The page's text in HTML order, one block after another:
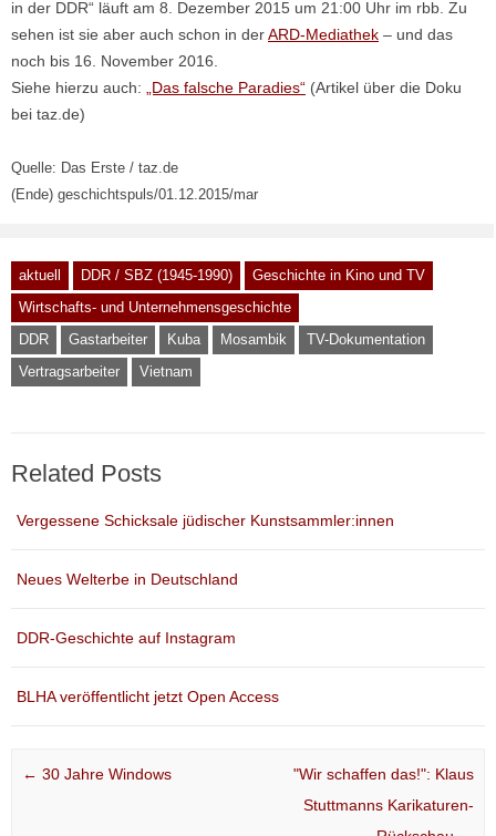
in der DDR“ läuft am 8. Dezember 2015 um 21:00 Uhr im rbb. Zu
sehen ist sie aber auch schon in derARD-Mediathek – und das
noch bis 16. November 2016.
Siehe hierzu auch:
„Das falsche Paradies“ (Artikel über die Doku
bei taz.de)
Quelle: Das Erste / taz.de
(Ende) geschichtspuls/01.12.2015/mar
aktuell DDR / SBZ (1945-1990)
Geschichte in Kino und TV
Wirtschafts- und Unternehmensgeschichte
DDR
Gastarbeiter Kuba Mosambik
TV-Dokumentation
Vertragsarbeiter
Vietnam
Related Posts
Vergessene Schicksale jüdischer Kunstsammler:innen
Neues Welterbe in Deutschland
DDR-Geschichte auf Instagram
BLHA veröffentlicht jetzt Open Access
Post navigation
← 30 Jahre Windows
"Wir schaffen das!": Klaus
Stuttmanns Karikaturen-